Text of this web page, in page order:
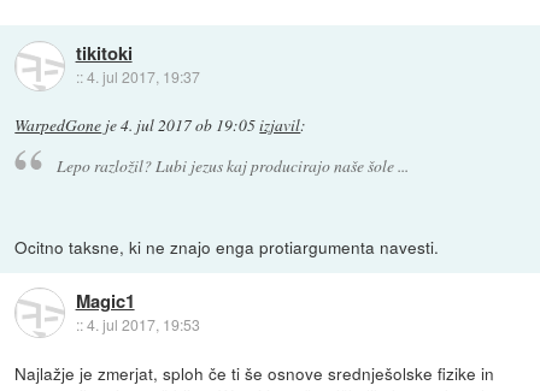
tikitoki
::4. jul 2017, 19:37
WarpedGone je4. jul 2017 ob 19:05izjavil:
Lepo razložil? Lubi jezus kaj producirajo naše šole ...
Ocitno taksne, ki ne znajo enga protiargumenta navesti.
Magic1
::4. jul 2017, 19:53
Najlažje je zmerjat, sploh če ti še osnove srednješolske fizike in